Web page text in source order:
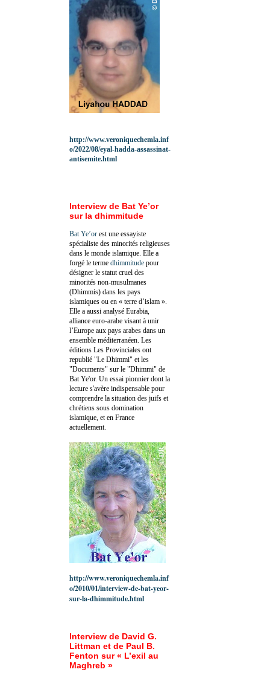
http://www.veroniquechemla.inf
o/2022/08/eyal-hadda-assassinat-
antisemite.html
Interview de Bat Ye’or
sur la dhimmitude
Bat Ye’or est une essayiste
spécialiste des minorités religieuses
dans le monde islamique. Elle a
forgé le terme dhimmitude pour
désigner le statut cruel des
minorités non-musulmanes
(Dhimmis) dans les pays
islamiques ou en « terre d’islam ».
Elle a aussi analysé Eurabia,
alliance euro-arabe visant à unir
l’Europe aux pays arabes dans un
ensemble méditerranéen. Les
éditions Les Provinciales ont
republié "Le Dhimmi" et les
"Documents" sur le "Dhimmi" de
Bat Ye'or. Un essai pionnier dont la
lecture s'avère indispensable pour
comprendre la situation des juifs et
chrétiens sous domination
islamique, et en France
actuellement.
http://www.veroniquechemla.inf
o/2010/01/interview-de-bat-yeor-
sur-la-dhimmitude.html
Interview de David G.
Littman et de Paul B.
Fenton sur « L’exil au
Maghreb »